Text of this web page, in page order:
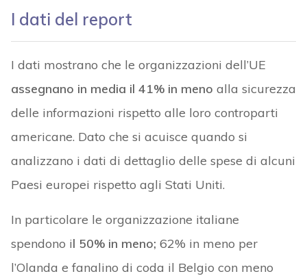
I dati del report
I dati mostrano che le organizzazioni dell’UE
assegnano in media il 41% in meno alla sicurezza
delle informazioni rispetto alle loro controparti
americane. Dato che si acuisce quando si
analizzano i dati di dettaglio delle spese di alcuni
Paesi europei rispetto agli Stati Uniti.
In particolare le organizzazione italiane
spendono il 50% in meno; 62% in meno per
l’Olanda e fanalino di coda il Belgio con meno